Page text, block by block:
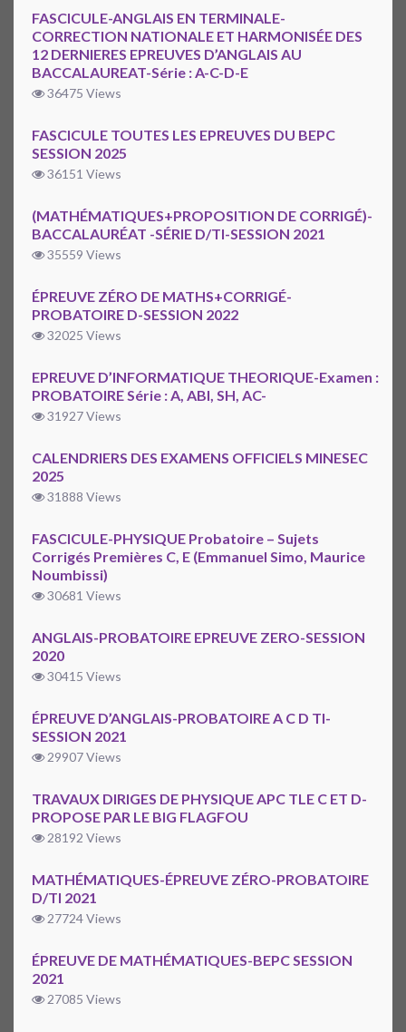
FASCICULE-ANGLAIS EN TERMINALE-
CORRECTION NATIONALE ET HARMONISÉE DES
12 DERNIERES EPREUVES D’ANGLAIS AU
BACCALAUREAT-Série : A-C-D-E
36475 Views
FASCICULE TOUTES LES EPREUVES DU BEPC
SESSION 2025
36151 Views
(MATHÉMATIQUES+PROPOSITION DE CORRIGÉ)-
BACCALAURÉAT -SÉRIE D/TI-SESSION 2021
35559 Views
ÉPREUVE ZÉRO DE MATHS+CORRIGÉ-
PROBATOIRE D-SESSION 2022
32025 Views
EPREUVE D’INFORMATIQUE THEORIQUE-Examen :
PROBATOIRE Série : A, ABI, SH, AC-
31927 Views
CALENDRIERS DES EXAMENS OFFICIELS MINESEC
2025
31888 Views
FASCICULE-PHYSIQUE Probatoire – Sujets
Corrigés Premières C, E (Emmanuel Simo, Maurice
Noumbissi)
30681 Views
ANGLAIS-PROBATOIRE EPREUVE ZERO-SESSION
2020
30415 Views
ÉPREUVE D’ANGLAIS-PROBATOIRE A C D TI-
SESSION 2021
29907 Views
TRAVAUX DIRIGES DE PHYSIQUE APC TLE C ET D-
PROPOSE PAR LE BIG FLAGFOU
28192 Views
MATHÉMATIQUES-ÉPREUVE ZÉRO-PROBATOIRE
D/TI 2021
27724 Views
ÉPREUVE DE MATHÉMATIQUES-BEPC SESSION
2021
27085 Views